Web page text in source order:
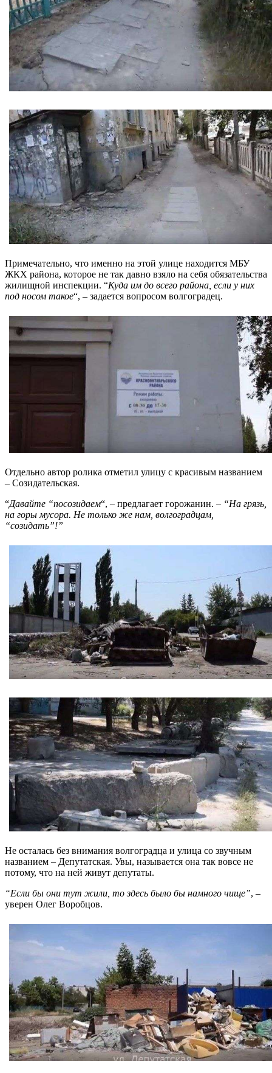
Примечательно, что именно на этой улице находится МБУ
ЖКХ района, которое не так давно взяло на себя обязательства
жилищной инспекции. “Куда им до всего района, если у них
под носом такое“, – задается вопросом волгоградец.
Отдельно автор ролика отметил улицу с красивым названием
– Созидательская.
“Давайте “посозидаем“, – предлагает горожанин. – “На грязь,
на горы мусора. Не только же нам, волгоградцам,
“созидать”!”
Не осталась без внимания волгоградца и улица со звучным
названием – Депутатская. Увы, называется она так вовсе не
потому, что на ней живут депутаты.
“Если бы они тут жили, то здесь было бы намного чище”, –
уверен Олег Воробцов.